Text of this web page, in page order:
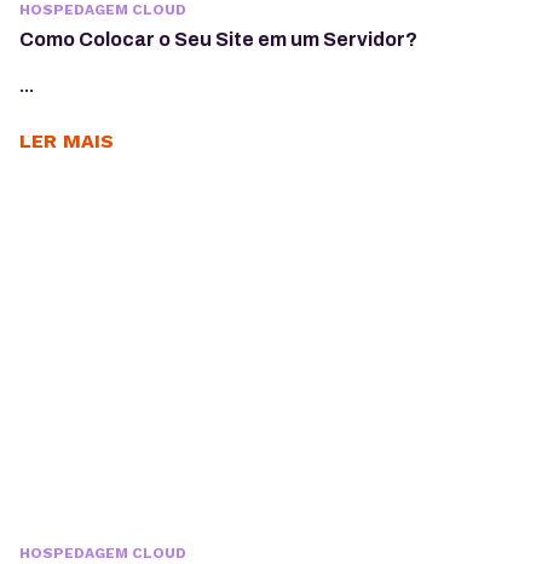
HOSPEDAGEM CLOUD
Como Colocar o Seu Site em um Servidor?
...
LER MAIS
HOSPEDAGEM CLOUD